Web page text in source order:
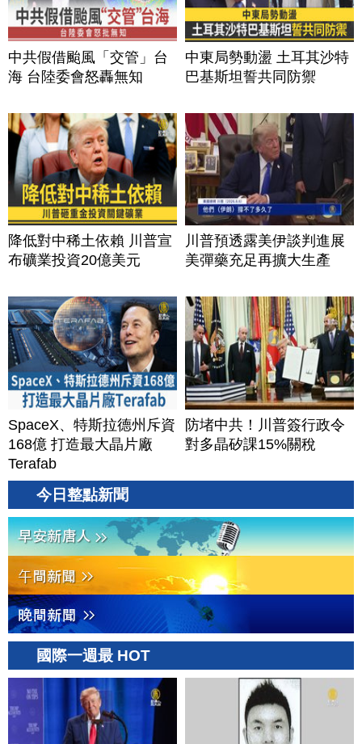
中共假借颱風「交管」台
海 台陸委會怒轟無知
中東局勢動盪 土耳其沙特
巴基斯坦誓共同防禦
降低對中稀土依賴 川普宣
布礦業投資20億美元
川普預透露美伊談判進展
美彈藥充足再擴大生產
SpaceX、特斯拉德州斥資
168億 打造最大晶片廠
Terafab
防堵中共！川普簽行政令
對多晶矽課15%關稅
今日整點新聞
國際一週最 HOT